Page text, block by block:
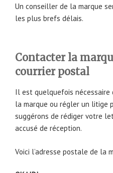
Un conseiller de la marque
les plus brefs délais.
Contacter la
courrier postal
Il est quelquefois nécessaire
la marque ou régler un litige
suggérons de rédiger votre
accusé de réception.
Voici l’adresse postale de la